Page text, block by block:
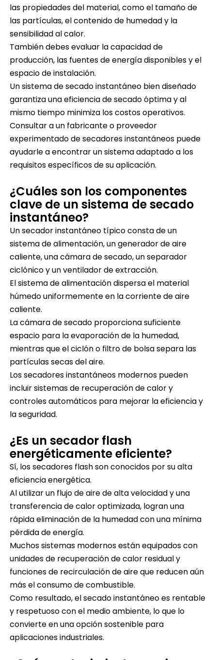
las propiedades del material, como el tamaño de
las partículas, el contenido de humedad y la
sensibilidad al calor.
También debes evaluar la capacidad de
producción, las fuentes de energía disponibles y el
espacio de instalación.
Un sistema de secado instantáneo bien diseñado
garantiza una eficiencia de secado óptima y al
mismo tiempo minimiza los costos operativos.
Consultar a un fabricante o proveedor
experimentado de secadores instantáneos puede
ayudarle a encontrar un sistema adaptado a los
requisitos específicos de su aplicación.
¿Cuáles son los componentes
clave de un sistema de secado
instantáneo?
Un secador instantáneo típico consta de un
sistema de alimentación, un generador de aire
caliente, una cámara de secado, un separador
ciclónico y un ventilador de extracción.
El sistema de alimentación dispersa el material
húmedo uniformemente en la corriente de aire
caliente.
La cámara de secado proporciona suficiente
espacio para la evaporación de la humedad,
mientras que el ciclón o filtro de bolsa separa las
partículas secas del aire.
Los secadores instantáneos modernos pueden
incluir sistemas de recuperación de calor y
controles automáticos para mejorar la eficiencia y
la seguridad.
¿Es un secador flash
energéticamente eficiente?
Sí, los secadores flash son conocidos por su alta
eficiencia energética.
Al utilizar un flujo de aire de alta velocidad y una
transferencia de calor optimizada, logran una
rápida eliminación de la humedad con una mínima
pérdida de energía.
Muchos sistemas modernos están equipados con
unidades de recuperación de calor residual y
funciones de recirculación de aire que reducen aún
más el consumo de combustible.
Como resultado, el secado instantáneo es rentable
y respetuoso con el medio ambiente, lo que lo
convierte en una opción sostenible para
aplicaciones industriales.